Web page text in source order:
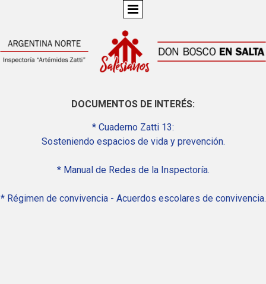
DOCUMENTOS DE INTERÉS:
* Cuaderno Zatti 13:
Sosteniendo espacios de vida y prevención.
* Manual de Redes de la Inspectoría.
* Régimen de convivencia - Acuerdos escolares de convivencia.